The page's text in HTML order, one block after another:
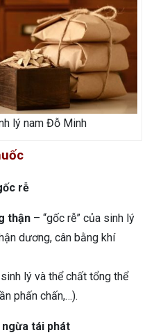
lý nam Đỗ Minh
rễ
thận – “gốc rễ” của sinh lý
dương, cân bằng khí
lý và thể chất tổng thể
phấn chấn,…).
ngừa tái phát